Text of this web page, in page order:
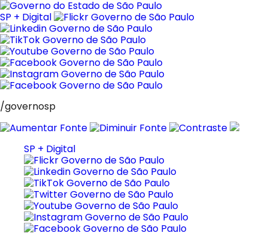
Pular
para
o
conteúdo
SP + Digital
/governosp
SP + Digital